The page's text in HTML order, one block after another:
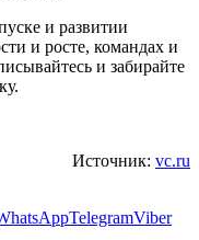
и развитии
и росте, командах и
и забирайте
Источник: vc.ru
TelegramViber